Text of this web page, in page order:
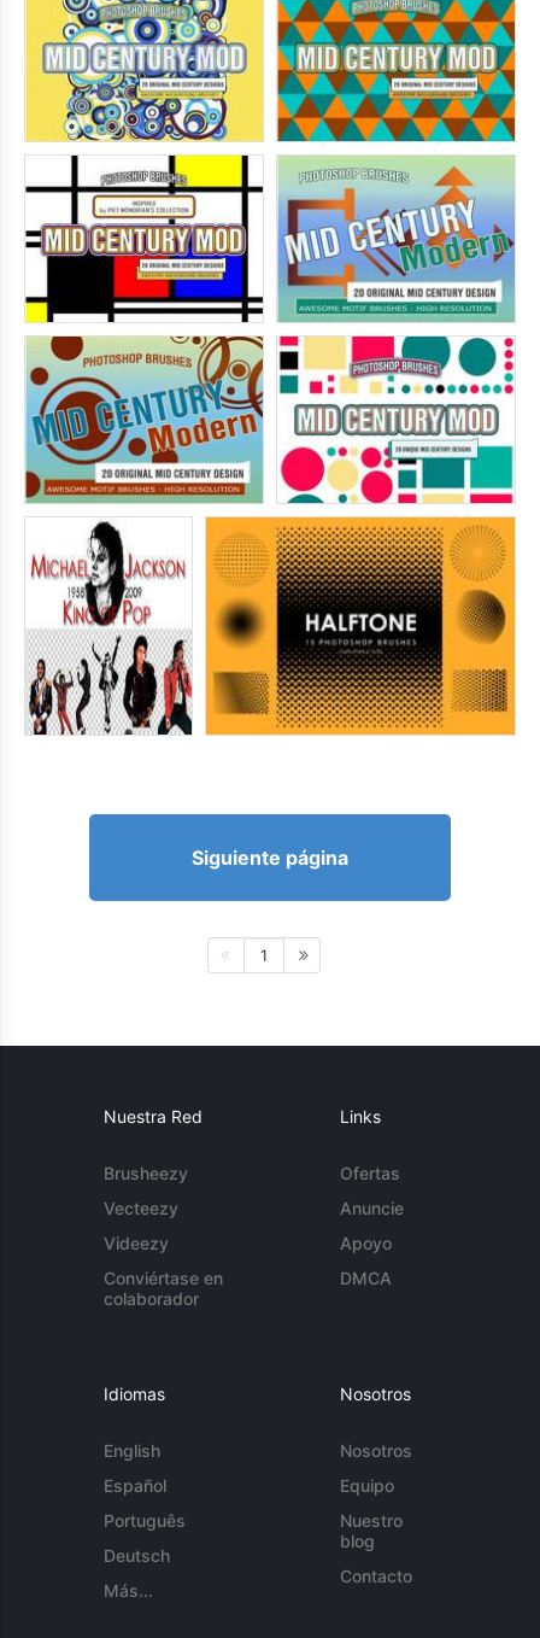
Siguiente página
1
Nuestra Red
Brusheezy
Vecteezy
Videezy
Conviértase en
colaborador
Links
Ofertas
Anuncie
Apoyo
DMCA
Idiomas
English
Español
Português
Deutsch
Más...
Nosotros
Nosotros
Equipo
Nuestro
blog
Contacto